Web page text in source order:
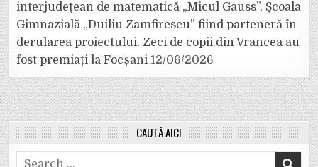
interjudețean de matematică „Micul Gauss”, Școala
Gimnazială „Duiliu Zamfirescu” fiind parteneră în
derularea proiectului. Zeci de copii din Vrancea au
fost premiați la Focșani 12/06/2026
CAUTĂ AICI
Search